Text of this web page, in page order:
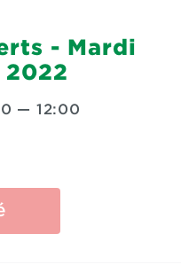
- Mardi
2022
— 12:00